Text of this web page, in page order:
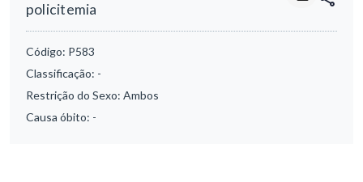
policitemia
Código: P583
Classificação: -
Restrição do Sexo: Ambos
Causa óbito: -